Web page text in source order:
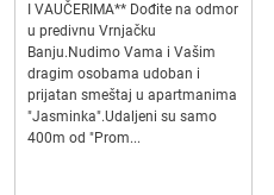
I VAUČERIMA** Dođite na odmor
u predivnu Vrnjačku
Banju.Nudimo Vama i Vašim
dragim osobama udoban i
prijatan smeštaj u apartmanima
"Jasminka".Udaljeni su samo
400m od "Prom...